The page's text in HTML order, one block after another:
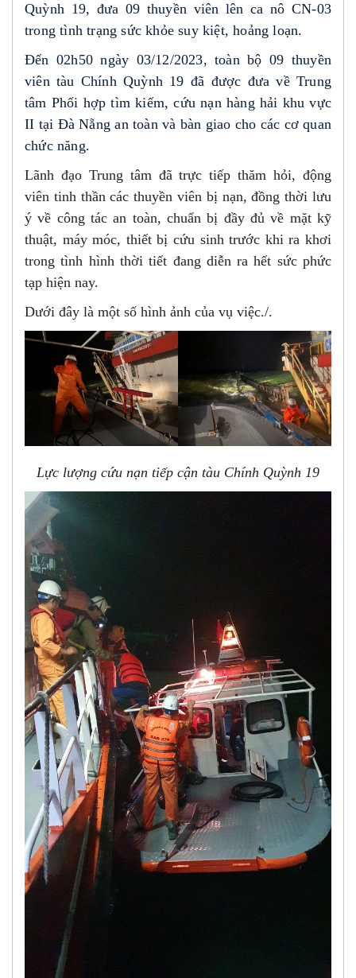
Quỳnh 19, đưa 09 thuyền viên lên ca nô CN-03
trong tình trạng sức khỏe suy kiệt, hoảng loạn.
Đến 02h50 ngày 03/12/2023, toàn bộ 09 thuyền
viên tàu Chính Quỳnh 19 đã được đưa về Trung
tâm Phối hợp tìm kiếm, cứu nạn hàng hải khu vực
II tại Đà Nẵng an toàn và bàn giao cho các cơ quan
chức năng.
Lãnh đạo Trung tâm đã trực tiếp thăm hỏi, động
viên tinh thần các thuyền viên bị nạn, đồng thời lưu
ý về công tác an toàn, chuẩn bị đầy đủ về mặt kỹ
thuật, máy móc, thiết bị cứu sinh trước khi ra khơi
trong tình hình thời tiết đang diễn ra hết sức phức
tạp hiện nay.
Dưới đây là một số hình ảnh của vụ việc./.
Lực lượng cứu nạn tiếp cận tàu Chính Quỳnh 19